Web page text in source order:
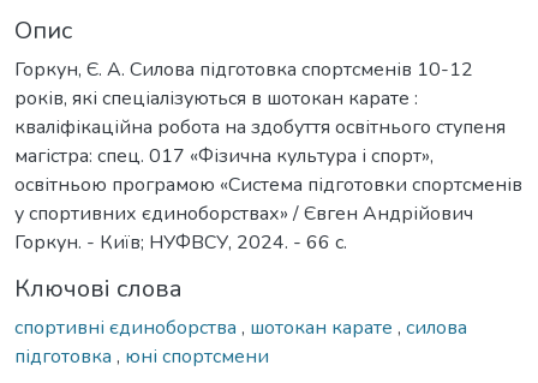
Опис
Горкун, Є. А. Силова підготовка спортсменів 10-12
років, які спеціалізуються в шотокан карате :
кваліфікаційна робота на здобуття освітнього ступеня
магістра: спец. 017 «Фізична культура і спорт»,
освітньою програмою «Система підготовки спортсменів
у спортивних єдиноборствах» / Євген Андрійович
Горкун. - Київ; НУФВСУ, 2024. - 66 с.
Ключові слова
спортивні єдиноборства , шотокан карате , силова
підготовка , юні спортсмени